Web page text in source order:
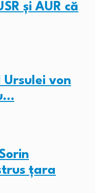
și AUR că
Ursulei von
țara